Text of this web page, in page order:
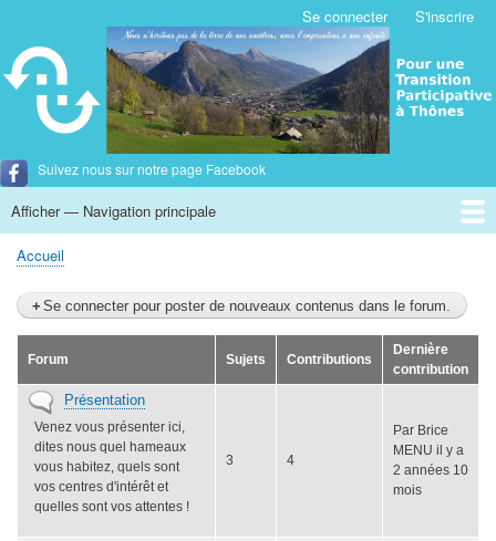
au
contenu
principal
du
compte
l'utilisateur
Se connecter S'inscrire
Suivez nous sur notre page Facebook
Navigation
principale
Afficher — Navigation principale
Accueil
Nos valeurs
Nos Intentions
Les gazette de nos élus
Ils nous inspirent
Forum
Contact
Fil
d'Ariane
Accueil
Se connecter pour poster de nouveaux contenus dans le forum.
Forum Sujets Contributions
Dernière
contribution
Aucun
nouveau
message
Présentation
Venez vous présenter ici,
dites nous quel hameaux
vous habitez, quels sont
vos centres d'intérêt et
quelles sont vos attentes !
3 4
Par Brice
MENU il y a
2 années 10
mois